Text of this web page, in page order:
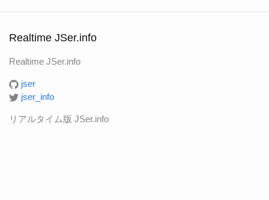
Realtime JSer.info
Realtime JSer.info
jser
jser_info
リアルタイム版 JSer.info